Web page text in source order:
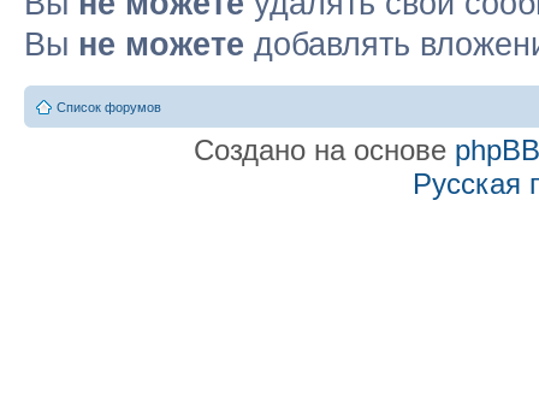
Вы не можете добавлять
Список форумов
Создано на основе phpBB
Русская